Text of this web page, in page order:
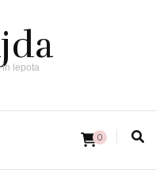
in lepota
0